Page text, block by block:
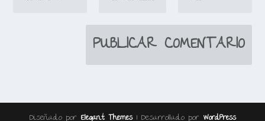
Diseñado por Elegant Themes| Desarrollado por WordPress